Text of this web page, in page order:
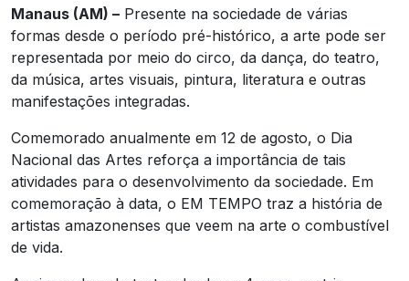
Manaus (AM) – Presente na sociedade de várias
formas desde o período pré-histórico, a arte pode ser
representada por meio do circo, da dança, do teatro,
da música, artes visuais, pintura, literatura e outras
manifestações integradas.
Comemorado anualmente em 12 de agosto, o Dia
Nacional das Artes reforça a importância de tais
atividades para o desenvolvimento da sociedade. Em
comemoração à data, o EM TEMPO traz a história de
artistas amazonenses que veem na arte o combustível
de vida.